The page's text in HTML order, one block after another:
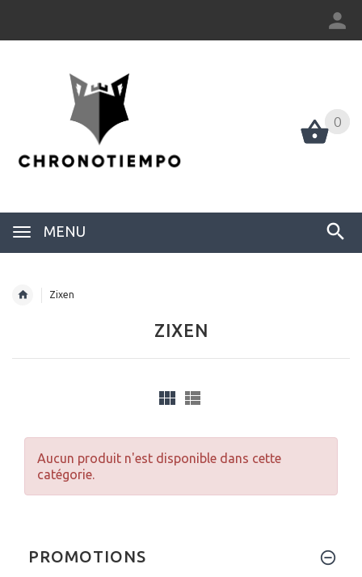
0
MENU
0
Zixen
ZIXEN
Aucun produit n'est disponible dans cette
catégorie.
PROMOTIONS